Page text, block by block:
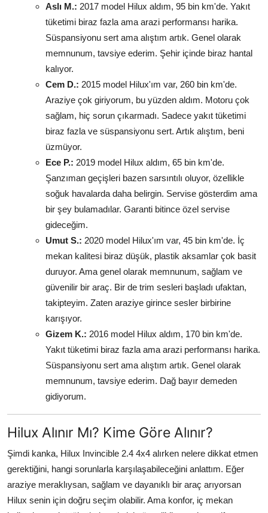
Aslı M.: 2017 model Hilux aldım, 95 bin km'de. Yakıt
tüketimi biraz fazla ama arazi performansı harika.
Süspansiyonu sert ama alıştım artık. Genel olarak
memnunum, tavsiye ederim. Şehir içinde biraz hantal
kalıyor.
Cem D.: 2015 model Hilux'ım var, 260 bin km'de.
Araziye çok giriyorum, bu yüzden aldım. Motoru çok
sağlam, hiç sorun çıkarmadı. Sadece yakıt tüketimi
biraz fazla ve süspansiyonu sert. Artık alıştım, beni
üzmüyor.
Ece P.: 2019 model Hilux aldım, 65 bin km'de.
Şanzıman geçişleri bazen sarsıntılı oluyor, özellikle
soğuk havalarda daha belirgin. Servise gösterdim ama
bir şey bulamadılar. Garanti bitince özel servise
gideceğim.
Umut S.: 2020 model Hilux'ım var, 45 bin km'de. İç
mekan kalitesi biraz düşük, plastik aksamlar çok basit
duruyor. Ama genel olarak memnunum, sağlam ve
güvenilir bir araç. Bir de trim sesleri başladı ufaktan,
takipteyim. Zaten araziye girince sesler birbirine
karışıyor.
Gizem K.: 2016 model Hilux aldım, 170 bin km'de.
Yakıt tüketimi biraz fazla ama arazi performansı harika.
Süspansiyonu sert ama alıştım artık. Genel olarak
memnunum, tavsiye ederim. Dağ bayır demeden
gidiyorum.
Hilux Alınır Mı? Kime Göre Alınır?
Şimdi kanka, Hilux Invincible 2.4 4x4 alırken nelere dikkat etmen
gerektiğini, hangi sorunlarla karşılaşabileceğini anlattım. Eğer
araziye meraklıysan, sağlam ve dayanıklı bir araç arıyorsan
Hilux senin için doğru seçim olabilir. Ama konfor, iç mekan